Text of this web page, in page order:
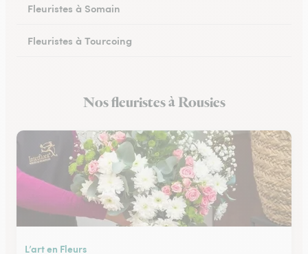
Fleuristes à Somain
Fleuristes à Tourcoing
Fleuristes à CysoingNos fleuristes à Rousies
L’art en Fleurs